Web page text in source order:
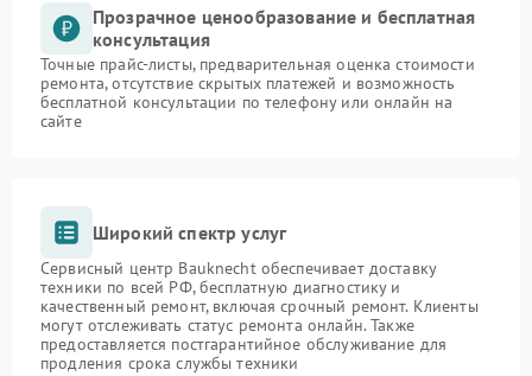
Прозрачное ценообразование и бесплатная
консультация
Точные прайс-листы, предварительная оценка стоимости
ремонта, отсутствие скрытых платежей и возможность
бесплатной консультации по телефону или онлайн на
сайте
Широкий спектр услуг
Сервисный центр Bauknecht обеспечивает доставку
техники по всей РФ, бесплатную диагностику и
качественный ремонт, включая срочный ремонт. Клиенты
могут отслеживать статус ремонта онлайн. Также
предоставляется постгарантийное обслуживание для
продления срока службы техники